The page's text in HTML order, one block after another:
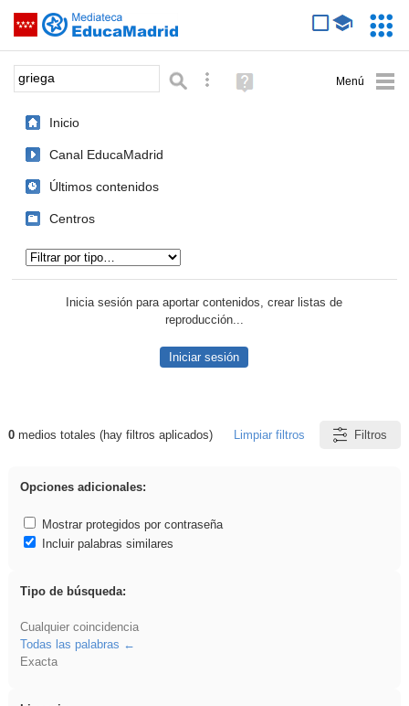
Saltar navegación
Palabra o frase: Búsqueda avanzada
Ayuda
(en
Inicio
Canal EducaMadrid
Últimos contenidos
Centros
Inicia sesión para aportar contenidos, crear listas de
reproducción...
Iniciar sesión
Resultados de: griega
0medios totales (hay filtros aplicados) Limpiar filtros Filtros
Opciones adicionales:
Mostrar protegidos por contraseña
Incluir palabras similares
Tipo de búsqueda:
Cualquier coincidencia
Todas las palabras
Exacta